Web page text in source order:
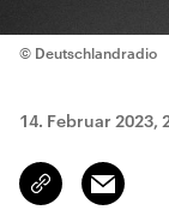
© Deutschlandradio
14. Februar 2023,
Link
kopieren/teilen
Email